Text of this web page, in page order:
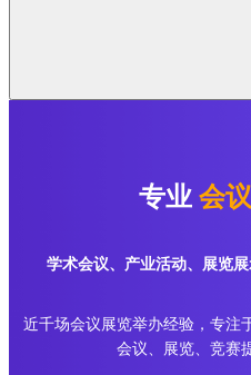
专业 会
学术会议、产业活动、展览
近千场会议展览举办经验，专注
会议、展览、竞赛